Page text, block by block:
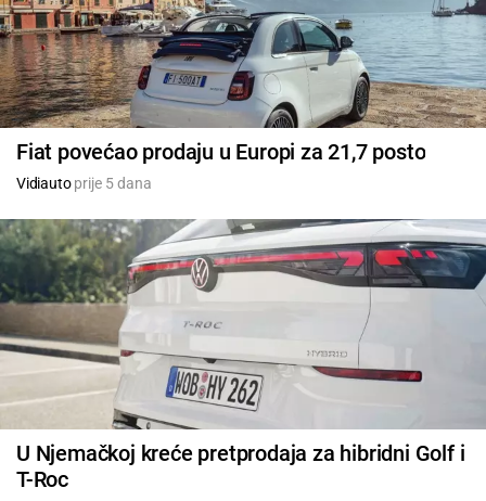
Fiat povećao prodaju u Europi za 21,7 posto
Vidiautoprije 5 dana
U Njemačkoj kreće pretprodaja za hibridni Golf i
T-Roc